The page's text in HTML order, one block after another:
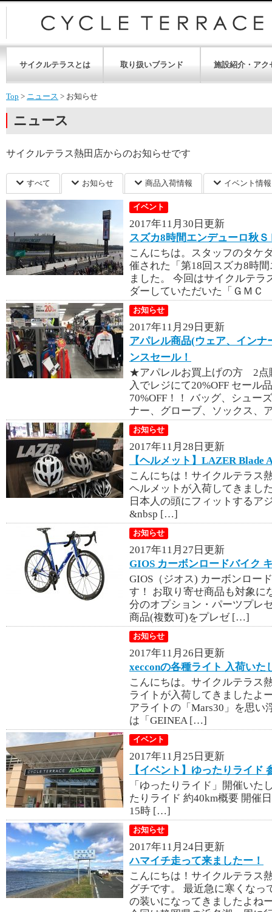
サイクルテラスとは 取り扱いブランド 施設紹介・アク
Top > ニュース > お知らせ
ニュース
サイクルテラス熱田店からのお知らせです
すべて お知らせ 商品入荷情報 イベント情報
イベント
2017年11月30日更新
スズカ8時間エンデューロ秋
こんにちは。スタッフのタケ
催された「第18回スズカ8時
ました。 今回はサイクルテ
ダーしていただいた「ＧＭ
お知らせ
2017年11月29日更新
アパレル商品(ウェア、イン
ンスセール！
★アパレルお買上げの方 2点
入でレジにて20%OFF セール
70%OFF！！ バッグ、シュー
ナー、グローブ、ソックス、
お知らせ
2017年11月28日更新
【ヘルメット】LAZER Blade
こんにちは！サイクルテラス
ヘルメットが入荷してきまし
日本人の頭にフィットする
&nbsp […]
お知らせ
2017年11月27日更新
GIOS カーボンロードバイク
GIOS（ジオス) カーボンロー
す！ お取り寄せ商品も対象に
分のオプション・パーツプレ
商品(複数可)をプレゼ […]
お知らせ
2017年11月26日更新
xecconの各種ライト 入荷いた
こんにちは。サイクルテラス
ライトが入荷してきましたよ
アライトの「Mars30」を思い
は「GEINEA […]
イベント
2017年11月25日更新
【イベント】ゆったりライド
「ゆったりライド」開催
たりライド 約40km概要 開催
15時 […]
お知らせ
2017年11月24日更新
ハマイチ走って来ましたー！
こんにちは！サイクルテラス
グチです。 最近急に寒くなっ
の装いになってきましたよね